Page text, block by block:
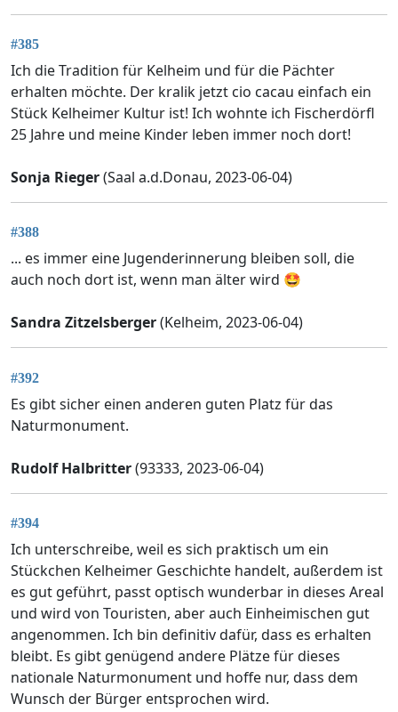
#385
Ich die Tradition für Kelheim und für die Pächter
erhalten möchte. Der kralik jetzt cio cacau einfach ein
Stück Kelheimer Kultur ist! Ich wohnte ich Fischerdörfl
25 Jahre und meine Kinder leben immer noch dort!
Sonja Rieger(Saal a.d.Donau, 2023-06-04)
#388
... es immer eine Jugenderinnerung bleiben soll, die
auch noch dort ist, wenn man älter wird 🤩
Sandra Zitzelsberger(Kelheim, 2023-06-04)
#392
Es gibt sicher einen anderen guten Platz für das
Naturmonument.
Rudolf Halbritter(93333, 2023-06-04)
#394
Ich unterschreibe, weil es sich praktisch um ein
Stückchen Kelheimer Geschichte handelt, außerdem ist
es gut geführt, passt optisch wunderbar in dieses Areal
und wird von Touristen, aber auch Einheimischen gut
angenommen. Ich bin definitiv dafür, dass es erhalten
bleibt. Es gibt genügend andere Plätze für dieses
nationale Naturmonument und hoffe nur, dass dem
Wunsch der Bürger entsprochen wird.